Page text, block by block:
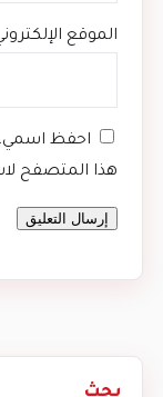
الموقع
احفظ اسمي،
هذا المتصفح
بحث